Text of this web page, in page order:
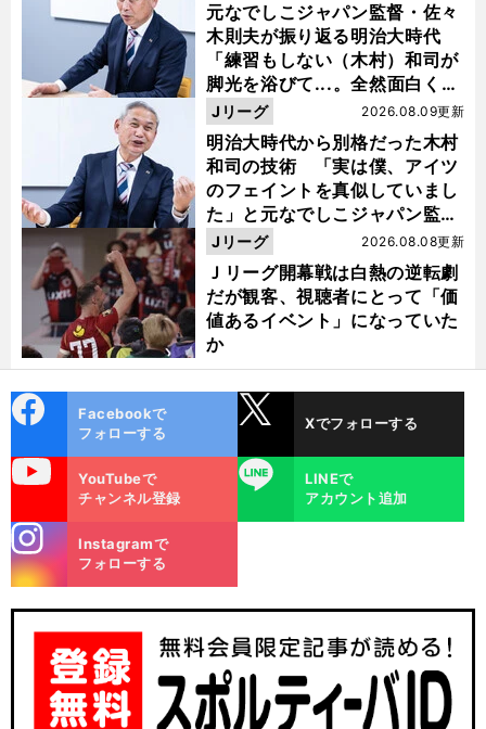
元なでしこジャパン監督・佐々
木則夫が振り返る明治大時代
「練習もしない（木村）和司が
脚光を浴びて...。全然面白くな
い４年間でした」
明治大時代から別格だった木村
和司の技術 「実は僕、アイツ
のフェイントを真似していまし
た」と元なでしこジャパン監
督・佐々木則夫
2026.08.09更新
Jリーグ
Ｊリーグ開幕戦は白熱の逆転劇
だが観客、視聴者にとって「価
値あるイベント」になっていた
か
2026.08.08更新
Jリーグ
ok
Facebookで
フォローする
Xでフォローする
YouTubeで
チャンネル登録
LINE
LINEで
アカウント追加
m
Instagramで
フォローする